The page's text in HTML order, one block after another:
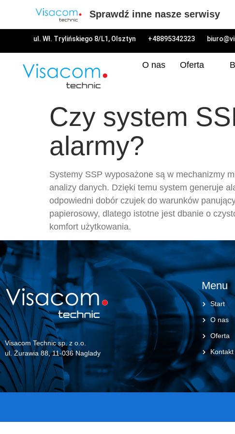
ul. Wł. Trylińskiego 8/L1, Olsztyn +48895342323
O nas Oferta
Czy system
alarmy?
Systemy SSP wyposażone są w mechanizmy
analizy danych. Dzięki temu system generuje
odpowiedni dobór czujek do warunków
papierosowy, dlatego istotne jest dbanie o
komfort użytkowania.
Visacom Technic sp. z o.o.
ul. Żurawia 88, 11-036 Naglady
Menu
Start
O nas
Oferta
Kontakt
Sprawdź inne nasze serwisy